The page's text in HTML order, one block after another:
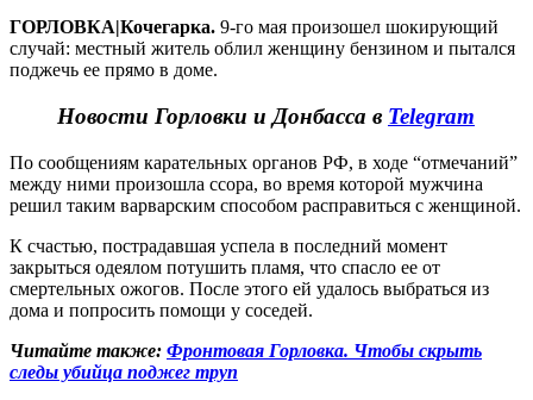
ГОРЛОВКА|Кочегарка. 9-го мая произошел шокирующий
случай: местный житель облил женщину бензином и пытался
поджечь ее прямо в доме.
Новости Горловки и Донбасса в Telegram
По сообщениям карательных органов РФ, в ходе “отмечаний”
между ними произошла ссора, во время которой мужчина
решил таким варварским способом расправиться с женщиной.
К счастью, пострадавшая успела в последний момент
закрыться одеялом потушить пламя, что спасло ее от
смертельных ожогов. После этого ей удалось выбраться из
дома и попросить помощи у соседей.
Читайте также: Фронтовая Горловка. Чтобы скрыть
следы убийца поджег труп